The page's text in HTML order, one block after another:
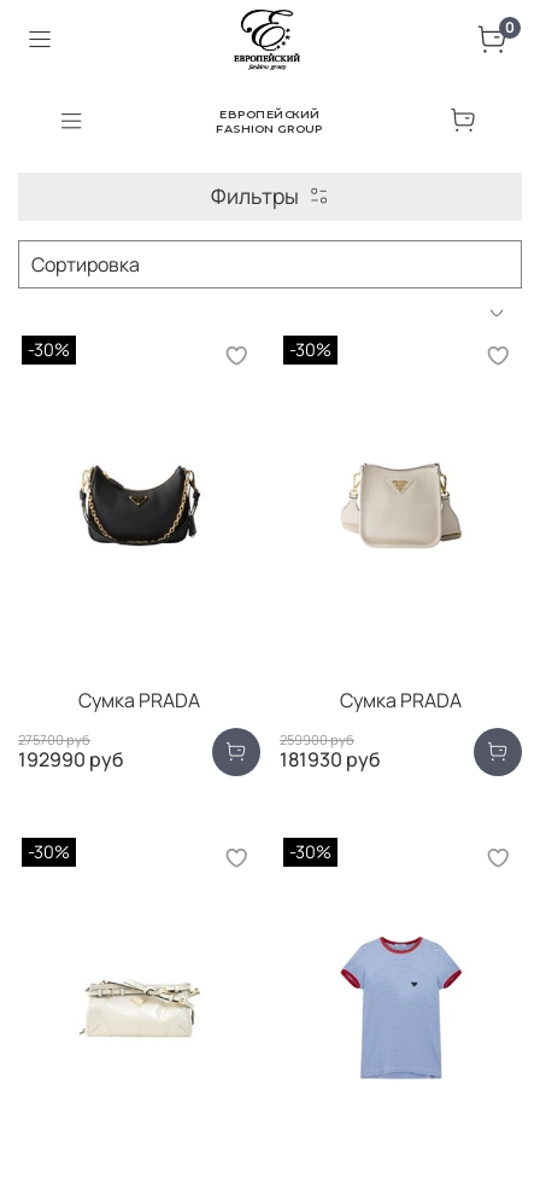
0
ЕВРОПЕЙСКИЙ
FASHION GROUP
Фильтры
-30%
Сумка PRADA
275700 руб
192990 руб
-30%
Сумка PRADA
259900 руб
181930 руб
-30% -30%